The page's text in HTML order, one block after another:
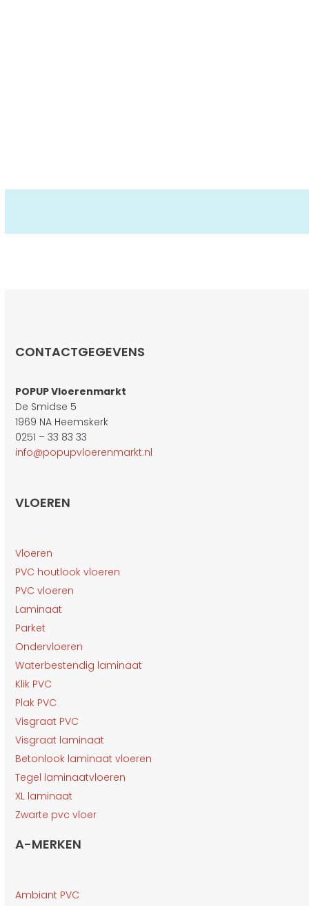
CONTACTGEGEVENS
POPUP Vloerenmarkt
De Smidse 5
1969 NA Heemskerk
0251 – 33 83 33
info@popupvloerenmarkt.nl
VLOEREN
Vloeren
PVC houtlook vloeren
PVC vloeren
Laminaat
Parket
Ondervloeren
Waterbestendig laminaat
Klik PVC
Plak PVC
Visgraat PVC
Visgraat laminaat
Betonlook laminaat vloeren
Tegel laminaatvloeren
XL laminaat
Zwarte pvc vloer
A-MERKEN
Ambiant PVC